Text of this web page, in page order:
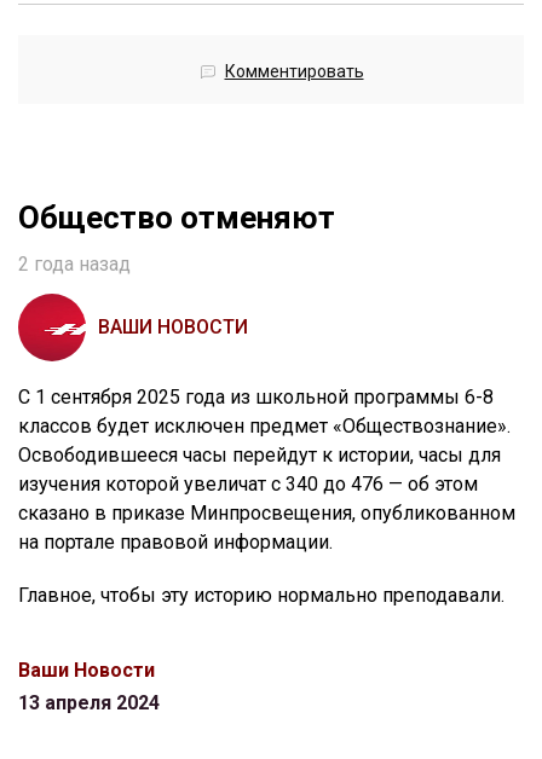
Комментировать
Общество отменяют
2 года назад
ВАШИ НОВОСТИ
С 1 сентября 2025 года из школьной программы 6-8
классов будет исключен предмет «Обществознание».
Освободившееся часы перейдут к истории, часы для
изучения которой увеличат с 340 до 476 — об этом
сказано в приказе Минпросвещения, опубликованном
на портале правовой информации.
Главное, чтобы эту историю нормально преподавали.
Ваши Новости
13 апреля 2024